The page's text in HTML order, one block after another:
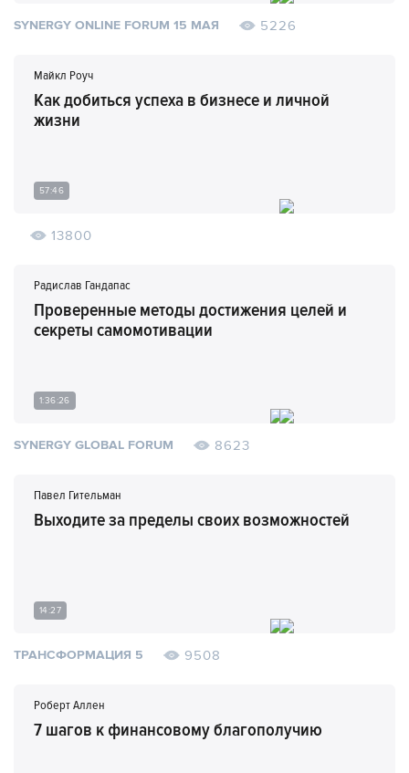
SYNERGY ONLINE FORUM 15 МАЯ 5226
Майкл Роуч
Как добиться успеха в бизнесе и личной
жизни
57:46
13800
Радислав Гандапас
Проверенные методы достижения целей и
секреты самомотивации
1:36:26
SYNERGY GLOBAL FORUM 8623
Павел Гительман
Выходите за пределы своих возможностей
14:27
ТРАНСФОРМАЦИЯ 5 9508
Роберт Аллен
7 шагов к финансовому благополучию